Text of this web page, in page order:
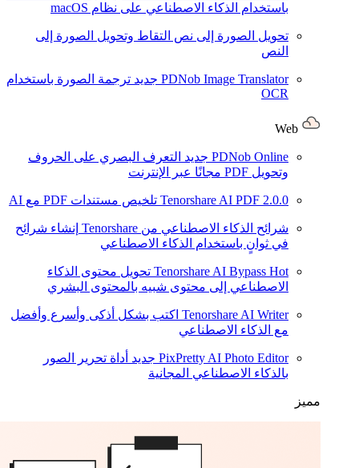
باستخدام الذكاء الاصطناعي على نظام macOS
تحويل الصورة إلى نص التقاط وتحويل الصورة إلى
النص
PDNob Image Translator جديد ترجمة الصورة باستخدام
OCR
PDNob Online جديد التعرف البصري على الحروف
وتحويل PDF مجانًا عبر الإنترنت
Tenorshare AI PDF 2.0.0 تلخيص مستندات PDF مع AI
شرائح الذكاء الاصطناعي من Tenorshare
إنشاء شرائح
في ثوانٍ باستخدام الذكاء الاصطناعي
Tenorshare AI Bypass Hot
تحويل محتوى الذكاء
الاصطناعي إلى محتوى شبيه بالمحتوى البشري
Tenorshare AI Writer اكتب بشكل أذكى وأسرع وأفضل
مع الذكاء الاصطناعي
PixPretty AI Photo Editor جديد أداة تحرير الصور
بالذكاء الاصطناعي المجانية
مميز